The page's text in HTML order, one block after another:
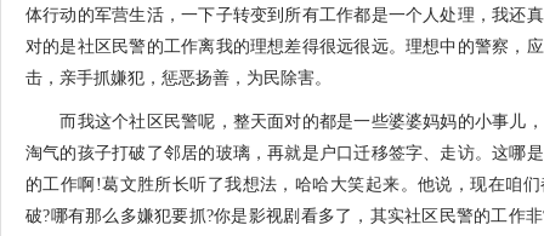
体行动的军营生活，一下子转变到所有工作都是一个人处理，我还
对的是社区民警的工作离我的理想差得很远很远。理想中的警察，
击，亲手抓嫌犯，惩恶扬善，为民除害。
而我这个社区民警呢，整天面对的都是一些婆婆妈妈的小事儿，
淘气的孩子打破了邻居的玻璃，再就是户口迁移签字、走访。这哪
的工作啊!葛文胜所长听了我想法，哈哈大笑起来。他说，现在咱
破?哪有那么多嫌犯要抓?你是影视剧看多了，其实社区民警的工作